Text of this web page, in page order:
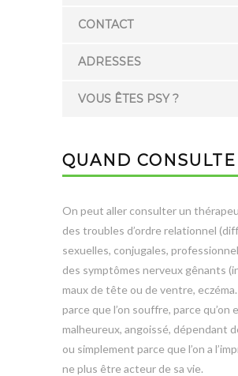
CONTACT
ADRESSES
VOUS ÊTES PSY ?
QUAND
On peut aller consulter un
des troubles d’ordre relationnel
sexuelles, conjugales,
des symptômes nerveux gênants
maux de tête ou de ventre,
parce que l’on souffre, parce qu’on
malheureux, angoissé, dépendant
ou simplement parce que l’on a
ne plus être acteur de sa vie.